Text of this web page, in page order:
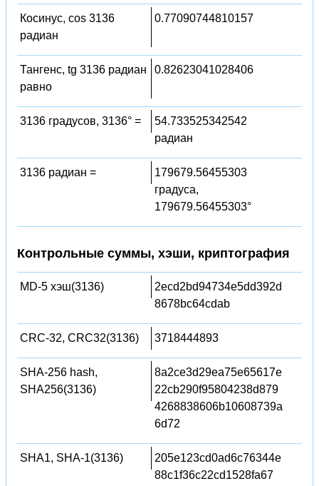
Косинус, cos 3136
радиан
0.77090744810157
Тангенс, tg 3136 радиан
равно
0.82623041028406
3136 градусов, 3136° =
54.733525342542
радиан
3136 радиан =
179679.56455303
градуса,
179679.56455303°
Контрольные суммы, хэши, криптография
MD-5 хэш(3136)
2ecd2bd94734e5dd392d
8678bc64cdab
CRC-32, CRC32(3136) 3718444893
SHA-256 hash,
SHA256(3136)
8a2ce3d29ea75e65617e
22cb290f95804238d879
4268838606b10608739a
6d72
SHA1, SHA-1(3136)
205e123cd0ad6c76344e
88c1f36c22cd1528fa67